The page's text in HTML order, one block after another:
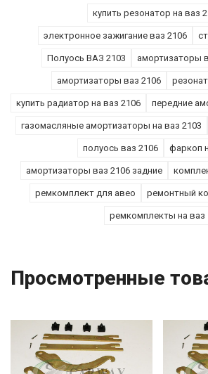
купить резонатор на ваз
электронное зажигание ваз 2106
Полуось ВАЗ 2103 амортизаторы
амортизаторы ваз 2106
купить радиатор на ваз 2106 передние
газомасляные амортизаторы на ваз 2103
полуось ваз 2106 фаркоп
амортизаторы ваз 2106 задние
ремкомплект для авео ремонтный
ремкомплекты на ваз
Просмотренные